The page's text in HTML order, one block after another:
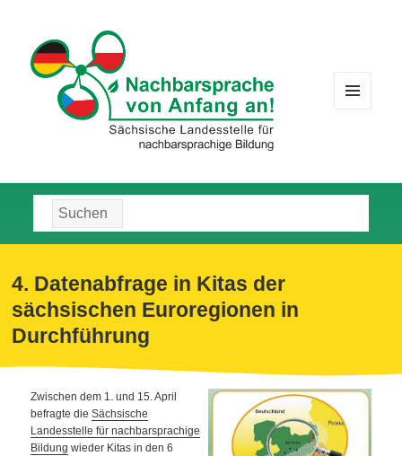
Suche
nach:
4. Datenabfrage in Kitas der
sächsischen Euroregionen in
Durchführung
Zwischen dem 1. und 15. April
befragte dieSächsische
Landesstelle für nachbarsprachige
Bildung wieder Kitas in den 6